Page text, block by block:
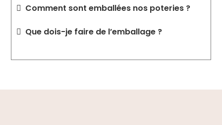
Comment sont emballées nos poteries ?
Que dois-je faire de l’emballage ?